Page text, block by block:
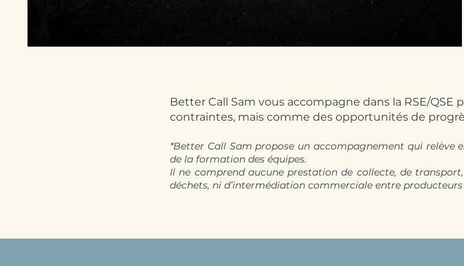
Better Call Sam vous accompagne dans la RSE/
contraintes, mais comme des opportunités de
*Better Call Sam propose un accompagnement qui relève
de la formation des équipes.
Il ne comprend aucune prestation de collecte, de
déchets, ni d’intermédiation commerciale entre